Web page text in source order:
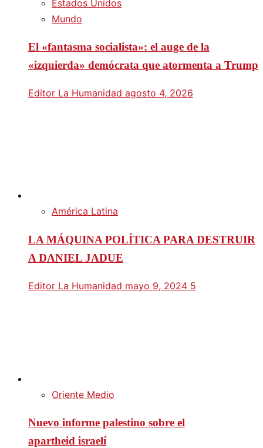
Estados Unidos
Mundo
El «fantasma socialista»: el auge de la
«izquierda» demócrata que atormenta a Trump
Editor La Humanidad agosto 4, 2026
América Latina
LA MÁQUINA POLÍTICA PARA DESTRUIR
A DANIEL JADUE
Editor La Humanidad mayo 9, 2024 5
Oriente Medio
Nuevo informe palestino sobre el
apartheid israelí